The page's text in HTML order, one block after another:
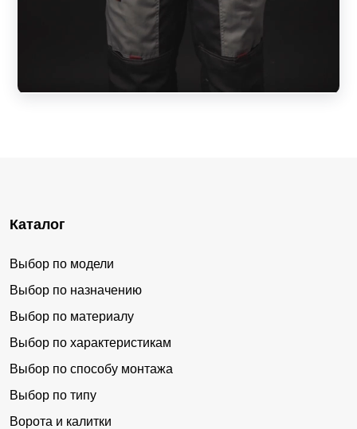
Каталог
Выбор по модели
Выбор по назначению
Выбор по материалу
Выбор по характеристикам
Выбор по способу монтажа
Выбор по типу
Ворота и калитки